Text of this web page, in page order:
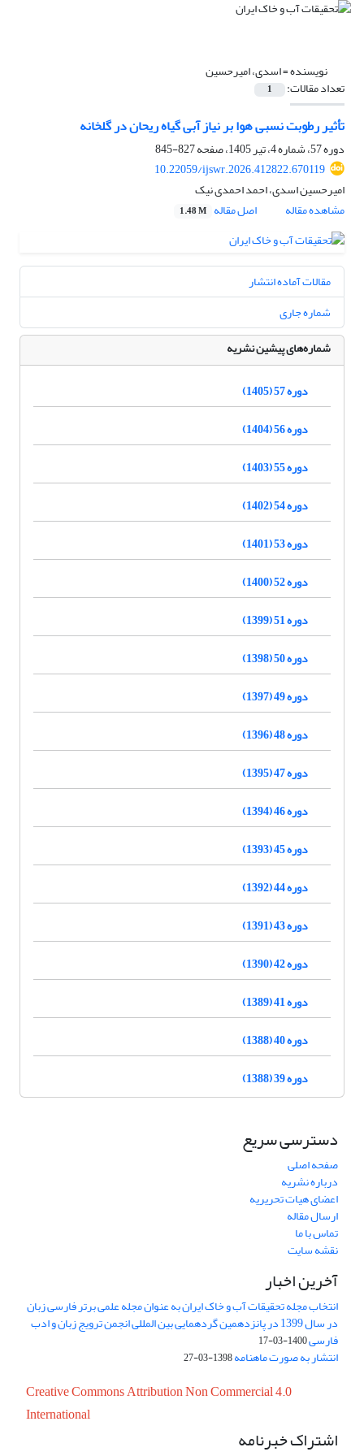
نویسنده =اسدی، امیرحسین
تعداد مقالات: 1
تأثیر رطوبت نسبی هوا بر نیاز آبی گیاه ریحان در گلخانه
دوره 57، شماره 4، تیر 1405، صفحه
827-845
10.22059/ijswr.2026.412822.670119
امیرحسین اسدی، احمد احمدی نیک
مشاهده مقاله
اصل مقاله 1.48 M
مقالات آماده انتشار
شماره جاری
شماره‌های پیشین نشریه
دوره 57 (1405)
دوره 56 (1404)
دوره 55 (1403)
دوره 54 (1402)
دوره 53 (1401)
دوره 52 (1400)
دوره 51 (1399)
دوره 50 (1398)
دوره 49 (1397)
دوره 48 (1396)
دوره 47 (1395)
دوره 46 (1394)
دوره 45 (1393)
دوره 44 (1392)
دوره 43 (1391)
دوره 42 (1390)
دوره 41 (1389)
دوره 40 (1388)
دوره 39 (1388)
دسترسی سریع
صفحه اصلی
درباره نشریه
اعضای هیات تحریریه
ارسال مقاله
تماس با ما
نقشه سایت
آخرین اخبار
انتخاب مجله تحقیقات آب و خاک ایران به عنوان مجله علمی برتر فارسی زبان
در سال 1399 در پانزدهمین گردهمایی بین المللی انجمن ترویج زبان و ادب
فارسی1400-03-17
انتشار به صورت ماهنامه1398-03-27
Creative Commons Attribution Non Commercial 4.0
International
اشتراک خبرنامه